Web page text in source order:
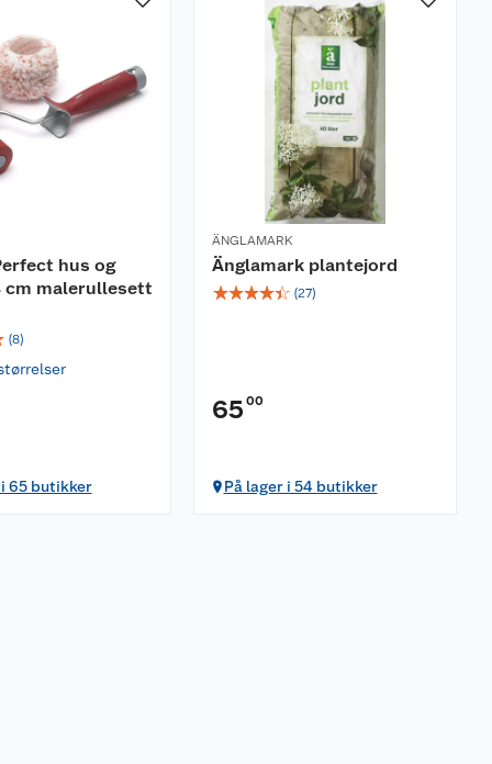
hus og
cm malerullesett
(8)
i 65 butikker
ÄNGLAMARK
Änglamark plantejord
☆☆☆☆☆ (27)
65 00
På lager i 54 butikker